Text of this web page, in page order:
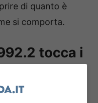
di quanto è
si comporta.
tocca i